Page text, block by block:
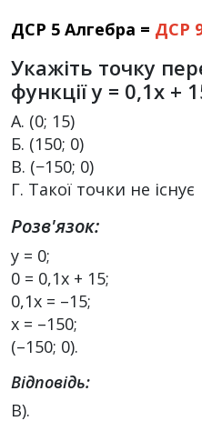
ДСР 5 Алгебра = ДСР
Укажіть точку
функції y = 0,1x +
А. (0; 15)
Б. (150; 0)
В. (−150; 0)
Г. Такої точки не існує
Розв'язок:
y = 0;
0 = 0,1х + 15;
0,1х = –15;
х = –150;
(–150; 0).
Відповідь:
В).